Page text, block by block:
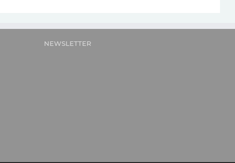
NEWSLETTER